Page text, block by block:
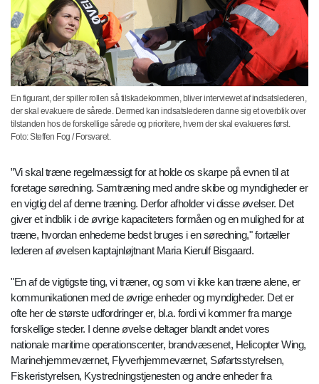
En figurant, der spiller rollen så tilskadekommen, bliver interviewet af indsatslederen,
der skal evakuere de sårede. Dermed kan indsatslederen danne sig et overblik over
tilstanden hos de forskellige sårede og prioritere, hvem der skal evakueres først.
Foto: Steffen Fog / Forsvaret.
”Vi skal træne regelmæssigt for at holde os skarpe på evnen til at
foretage søredning. Samtræning med andre skibe og myndigheder er
en vigtig del af denne træning. Derfor afholder vi disse øvelser. Det
giver et indblik i de øvrige kapaciteters formåen og en mulighed for at
træne, hvordan enhederne bedst bruges i en søredning," fortæller
lederen af øvelsen kaptajnløjtnant Maria Kierulf Bisgaard.
"En af de vigtigste ting, vi træner, og som vi ikke kan træne alene, er
kommunikationen med de øvrige enheder og myndigheder. Det er
ofte her de største udfordringer er, bl.a. fordi vi kommer fra mange
forskellige steder. I denne øvelse deltager blandt andet vores
nationale maritime operationscenter, brandvæsenet, Helicopter Wing,
Marinehjemmeværnet, Flyverhjemmeværnet, Søfartsstyrelsen,
Fiskeristyrelsen, Kystredningstjenesten og andre enheder fra